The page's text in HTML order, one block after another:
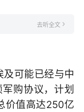
去听全文
可能已经与中
购协议，计划
价值高达250亿